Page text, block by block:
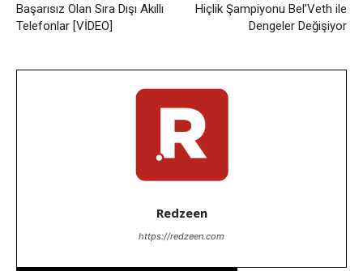
Başarısız Olan Sıra Dışı Akıllı
Telefonlar [VİDEO]
Hiçlik Şampiyonu Bel’Veth ile
Dengeler Değişiyor
Redzeen
https://redzeen.com